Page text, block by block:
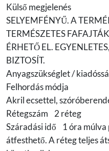
Külső megjelenés
SELYEMFÉNYŰ. A
TERMÉSZETES
ÉRHETŐ EL.
BIZTOSÍT.
Anyagszükséglet /
Felhordás módja
Akril ecsettel,
Rétegszám 2 réteg
Száradási idő 1 óra múlva
átfesthető. A réteg teljes